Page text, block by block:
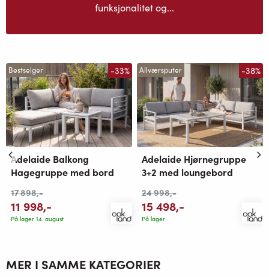
funksjonalitet og...
Bestselger -33%
Adelaide Balkong
Hagegruppe med bord
17 898,-
11 998,-
På lager 14. august
Allværsputer -38%
Adelaide Hjørnegruppe
3+2 med loungebord
24 998,-
15 498,-
På lager
MER I SAMME KATEGORIER